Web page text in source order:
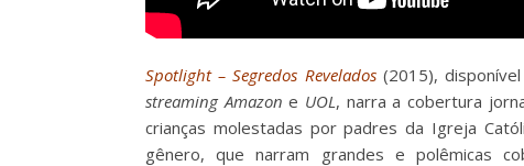
Spotlight – Segredos Revelados (2015),
streaming Amazon e UOL, narra a cobertura
crianças molestadas por padres da Igreja
gênero, que narram grandes e polêmicas